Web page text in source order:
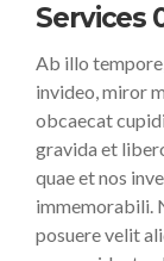
Services
Ab illo
invideo, miror
obcaecat
gravida et
quae et nos
immemorabili.
posuere velit